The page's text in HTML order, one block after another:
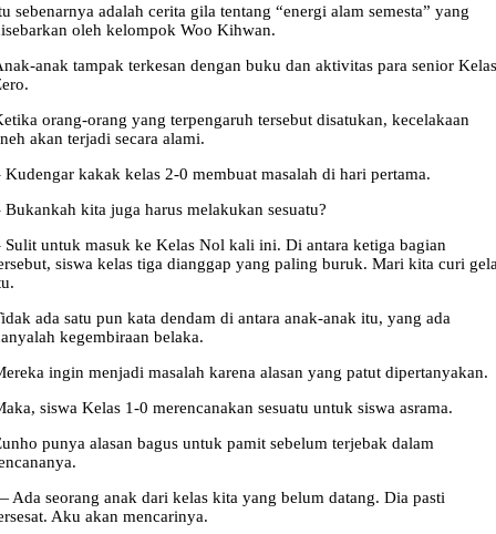
sebenarnya adalah cerita gila tentang “energi alam semesta” yang
oleh kelompok Woo Kihwan.
anak tampak terkesan dengan buku dan aktivitas para senior Kelas
orang-orang yang terpengaruh tersebut disatukan, kecelakaan
akan terjadi secara alami.
Kudengar kakak kelas 2-0 membuat masalah di hari pertama.
Bukankah kita juga harus melakukan sesuatu?
Sulit untuk masuk ke Kelas Nol kali ini. Di antara ketiga bagian
siswa kelas tiga dianggap yang paling buruk. Mari kita curi
ada satu pun kata dendam di antara anak-anak itu, yang ada
kegembiraan belaka.
ingin menjadi masalah karena alasan yang patut dipertanyakan.
siswa Kelas 1-0 merencanakan sesuatu untuk siswa asrama.
punya alasan bagus untuk pamit sebelum terjebak dalam
Ada seorang anak dari kelas kita yang belum datang. Dia pasti
Aku akan mencarinya.